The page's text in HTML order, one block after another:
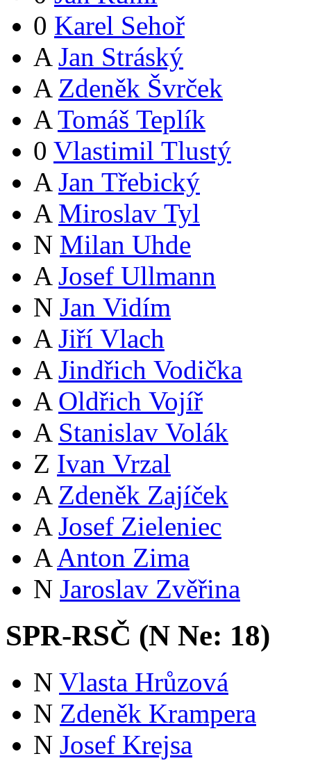
0 Karel Sehoř
A Jan Stráský
A Zdeněk Švrček
A Tomáš Teplík
0 Vlastimil Tlustý
A Jan Třebický
A Miroslav Tyl
N Milan Uhde
A Josef Ullmann
N Jan Vidím
A Jiří Vlach
A Jindřich Vodička
A Oldřich Vojíř
A Stanislav Volák
Z Ivan Vrzal
A Zdeněk Zajíček
A Josef Zieleniec
A Anton Zima
N Jaroslav Zvěřina
SPR-RSČ (N Ne: 18)
N Vlasta Hrůzová
N Zdeněk Krampera
N Josef Krejsa